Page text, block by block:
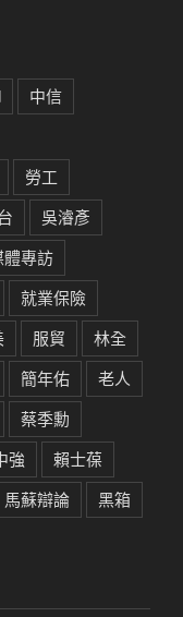
中信
勞工
吳濬彥
體專訪
就業保險
服貿
林全
簡年佑
老人
蔡季勳
強
賴士葆
馬蘇辯論 黑箱